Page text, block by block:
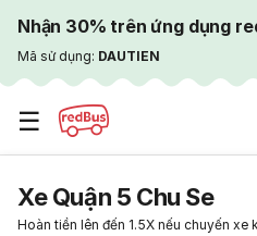
Nhận 30% trên ứng dụng
Mã sử dụng: DAUTIEN
☰
Xe Quận 5 Chu Se
Hoàn tiền lên đến 1.5X nếu chuyến xe